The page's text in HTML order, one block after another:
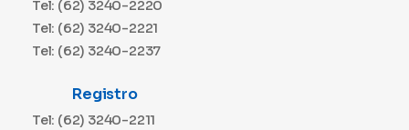
Tel: (62) 3240-2220
Tel: (62) 3240-2221
Tel: (62) 3240-2237
Registro
Tel: (62) 3240-2211